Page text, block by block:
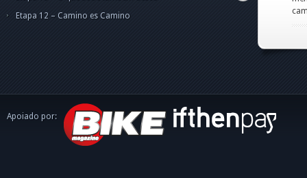
Etapa 12 – Camino es Camino
Apoiado por: